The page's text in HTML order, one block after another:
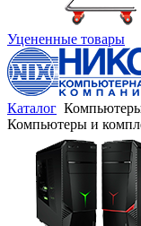
Уцененные товары
Каталог
Компьютеры и